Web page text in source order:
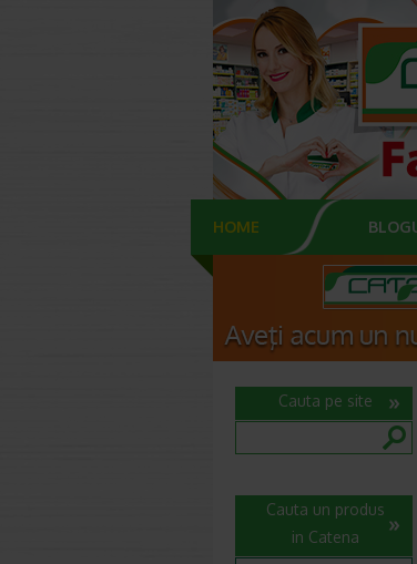
HOME
Cauta pe site
Cauta un produs
in Catena